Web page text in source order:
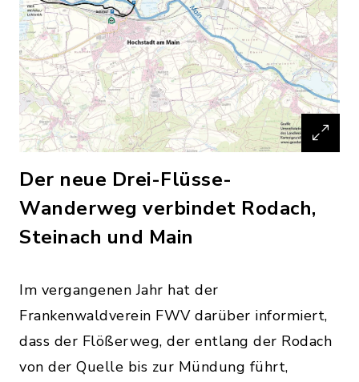
Der neue Drei-Flüsse-
Wanderweg verbindet Rodach,
Steinach und Main
Im vergangenen Jahr hat der
Frankenwaldverein FWV darüber informiert,
dass der Flößerweg, der entlang der Rodach
von der Quelle bis zur Mündung führt,